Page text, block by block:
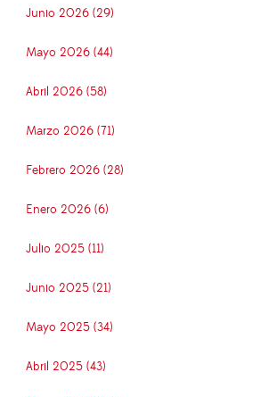
Junio 2026 (29)
Mayo 2026 (44)
Abril 2026 (58)
Marzo 2026 (71)
Febrero 2026 (28)
Enero 2026 (6)
Julio 2025 (11)
Junio 2025 (21)
Mayo 2025 (34)
Abril 2025 (43)